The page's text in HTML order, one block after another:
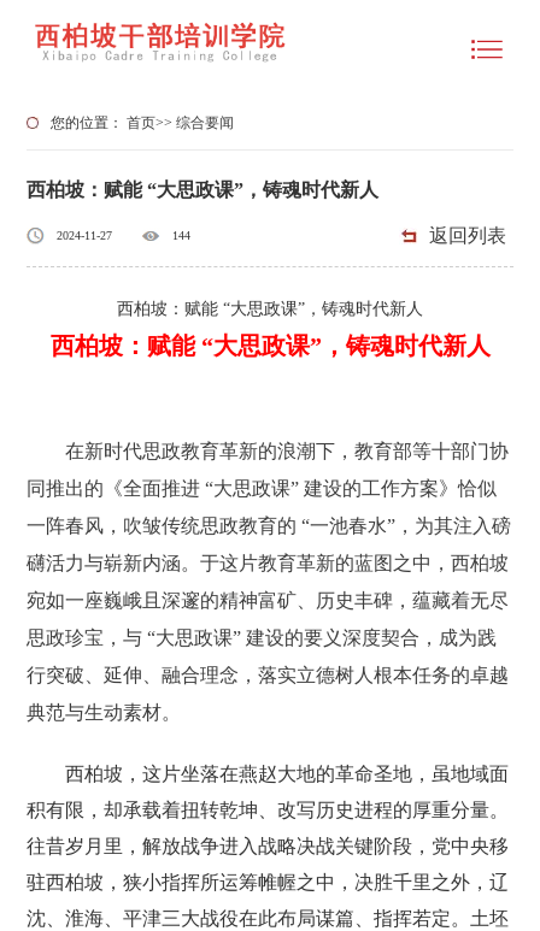
您的位置：首页>>综合要闻
西柏坡：赋能 “大思政课”，铸魂时代新人
2024-11-27 144 返回列表
西柏坡：赋能 “大思政课”，铸魂时代新人
西柏坡：赋能 “大思政课”，铸魂时代新人
在新时代思政教育革新的浪潮下，教育部等十部门协
同推出的《全面推进 “大思政课” 建设的工作方案》恰似
一阵春风，吹皱传统思政教育的 “一池春水”，为其注入磅
礴活力与崭新内涵。于这片教育革新的蓝图之中，西柏坡
宛如一座巍峨且深邃的精神富矿、历史丰碑，蕴藏着无尽
思政珍宝，与 “大思政课” 建设的要义深度契合，成为践
行突破、延伸、融合理念，落实立德树人根本任务的卓越
典范与生动素材。
西柏坡，这片坐落在燕赵大地的革命圣地，虽地域面
积有限，却承载着扭转乾坤、改写历史进程的厚重分量。
往昔岁月里，解放战争进入战略决战关键阶段，党中央移
驻西柏坡，狭小指挥所运筹帷幄之中，决胜千里之外，辽
沈、淮海、平津三大战役在此布局谋篇、指挥若定。土坯